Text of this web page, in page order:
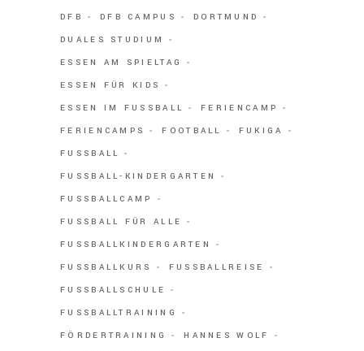
DFB DFB CAMPUS
DORTMUND
DUALES STUDIUM
ESSEN AM SPIELTAG
ESSEN FÜR KIDS
ESSEN IM FUSSBALL
FERIENCAMP
FERIENCAMPS
FOOTBALL
FUKIGA
FUSSBALL
FUSSBALL-KINDERGARTEN
FUSSBALLCAMP
FUSSBALL FÜR ALLE
FUSSBALLKINDERGARTEN
FUSSBALLKURS
FUSSBALLREISE
FUSSBALLSCHULE
FUSSBALLTRAINING
FÖRDERTRAINING
HANNES WOLF